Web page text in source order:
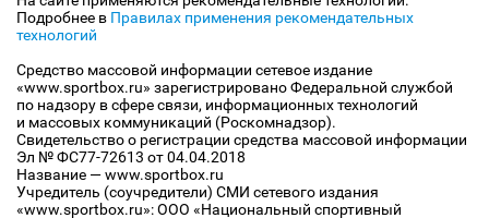
Подробнее в Правилах применения рекомендательных
технологий
Средство массовой информации сетевое издание
«www.sportbox.ru» зарегистрировано Федеральной службой
по надзору в сфере связи, информационных технологий
и массовых коммуникаций (Роскомнадзор).
Свидетельство о регистрации средства массовой информации
Эл № ФС77-72613 от 04.04.2018
Название — www.sportbox.ru
Учредитель (соучредители) СМИ сетевого издания
«www.sportbox.ru»: ООО «Национальный спортивный